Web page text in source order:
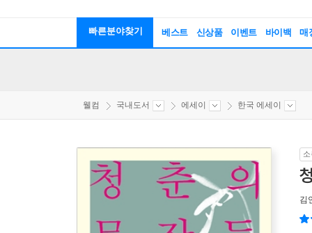
빠른분야찾기 베스트 신상품 이벤트 바이백 매
웰컴 국내도서 에세이 한국 에세이
김